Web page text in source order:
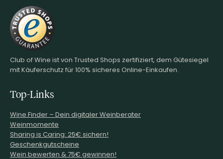
Club of Wine ist von Trusted Shops zertifiziert, dem Gütesiegel
mit Käuferschutz für 100% sicheres Online-Einkaufen.
Top-Links
Wine.Finder – Dein digitaler Weinberater
Weinmomente
Sharing is Caring: 25€ sichern!
Geschenkgutscheine
Wein bewerten & 75€ gewinnen!